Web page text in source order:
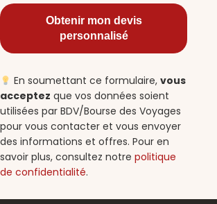
En soumettant ce formulaire, vous
acceptez que vos données soient
utilisées par BDV/Bourse des Voyages
pour vous contacter et vous envoyer
des informations et offres. Pour en
savoir plus, consultez notre politique
de confidentialité.